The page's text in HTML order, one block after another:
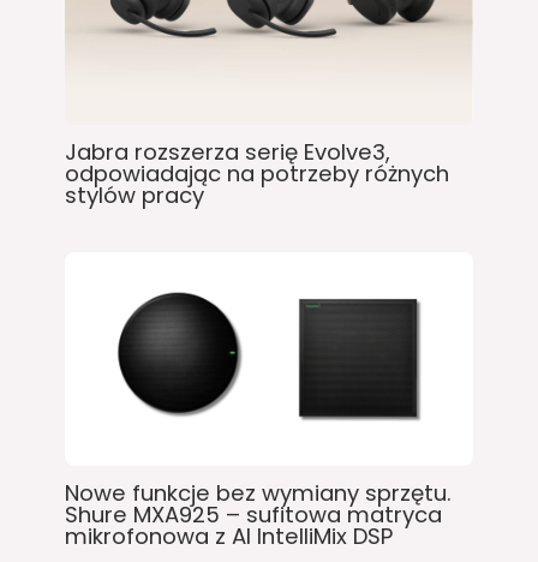
Jabra rozszerza serię Evolve3,
odpowiadając na potrzeby różnych
stylów pracy
Nowe funkcje bez wymiany sprzętu.
Shure MXA925 – sufitowa matryca
mikrofonowa z AI IntelliMix DSP